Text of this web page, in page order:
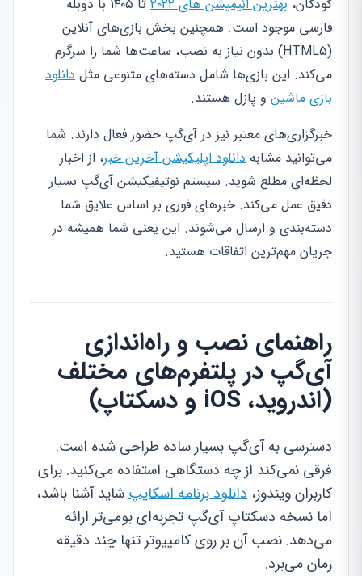
کودکان، بهترین انیمیشن های ۲۰۲۲
تا ۱۴۰۵ با دوبله
فارسی موجود است. همچنین بخش بازی‌های آنلاین
(HTML5) بدون نیاز به نصب، ساعت‌ها شما را سرگرم
می‌کند. این بازی‌ها شامل دسته‌های متنوعی مثل دانلود
بازی ماشین و پازل هستند.
خبرگزاری‌های معتبر نیز در آی‌گپ حضور فعال دارند. شما
می‌توانید مشابه دانلود اپلیکیشن آخرین خبر، از اخبار
لحظه‌ای مطلع شوید. سیستم نوتیفیکیشن آی‌گپ بسیار
دقیق عمل می‌کند. خبرهای فوری بر اساس علایق شما
دسته‌بندی و ارسال می‌شوند. این یعنی شما همیشه در
جریان مهم‌ترین اتفاقات هستید.
راهنمای نصب و راه‌اندازی
آی‌گپ در پلتفرم‌های مختلف
(اندروید، iOS و دسکتاپ)
دسترسی به آی‌گپ بسیار ساده طراحی شده است.
فرقی نمی‌کند از چه دستگاهی استفاده می‌کنید. برای
کاربران ویندوز، دانلود برنامه اسکایپشاید آشنا باشد،
اما نسخه دسکتاپ آی‌گپ تجربه‌ای بومی‌تر ارائه
می‌دهد. نصب آن بر روی کامپیوتر تنها چند دقیقه
زمان می‌برد.